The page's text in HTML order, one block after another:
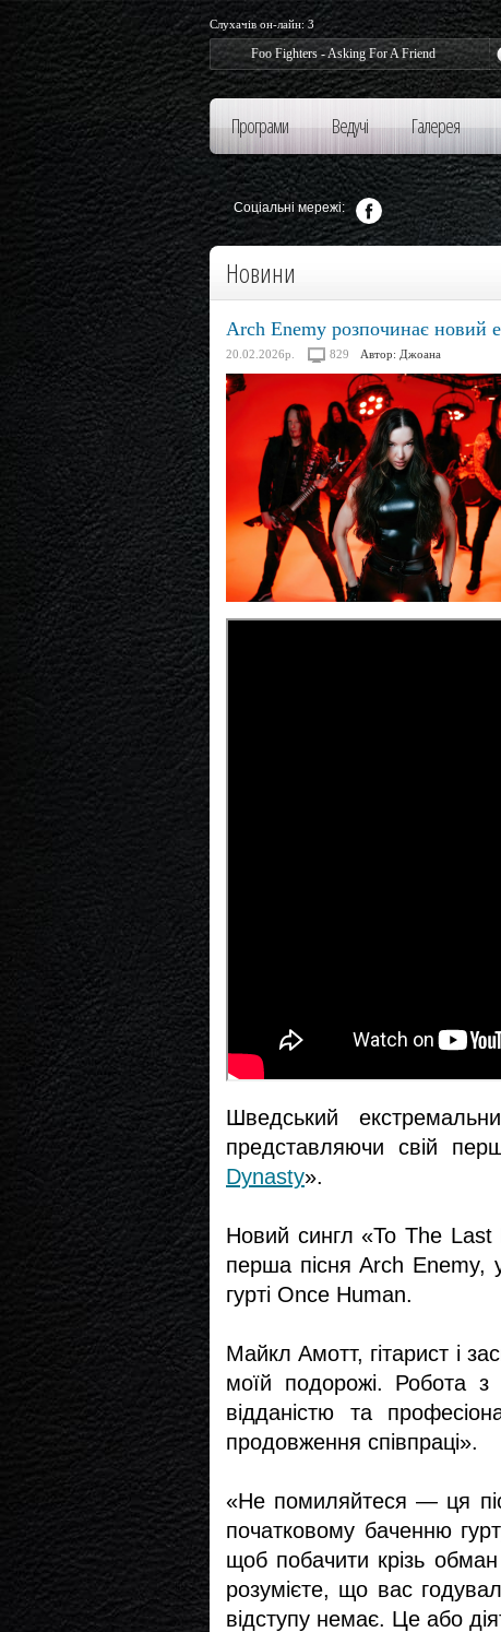
Слухачів он-лайн:3
Foo Fighters - Asking For A Friend Foo
Програми Ведучі Галерея
Соціальні мережі:
Новини
Arch Enemy розпочинає новий
20.02.2026р. 829 Автор: Джоана
Шведський
представляючи свій
Dynasty».
Новий сингл «To The
перша пісня Arch Enemy,
гурті Once Human.
Майкл Амотт, гітарист і
моїй подорожі. Робота
відданістю та
продовження співпраці».
«Не помиляйтеся — ця
початковому баченню
щоб побачити крізь
розумієте, що вас
відступу немає. Це або